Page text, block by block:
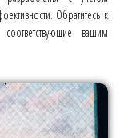
Обратитесь к
вашим